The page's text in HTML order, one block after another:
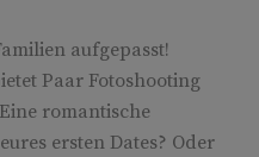
aufgepasst!
Paar Fotoshooting
romantische
ersten Dates? Oder